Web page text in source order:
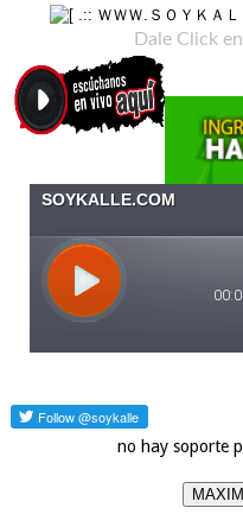
Dale Click
no hay soporte